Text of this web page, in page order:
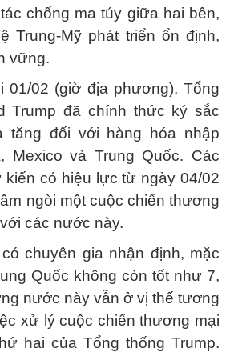
chống ma túy giữa hai bên,
Trung-Mỹ phát triển ổn định,
vững.
01/02 (giờ địa phương), Tổng
Trump đã chính thức ký sắc
tăng đối với hàng hóa nhập
Mexico và Trung Quốc. Các
kiến có hiệu lực từ ngày 04/02
ngòi một cuộc chiến thương
các nước này.
chuyên gia nhận định, mặc
Quốc không còn tốt như 7,
nước này vẫn ở vị thế tương
xử lý cuộc chiến thương mại
hai của Tổng thống Trump.